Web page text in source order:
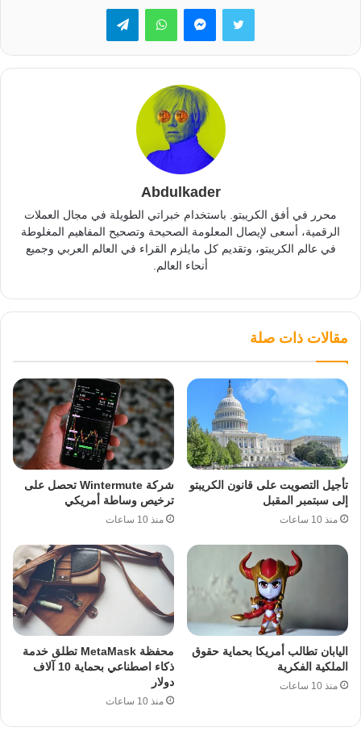
تويتر ماسنجرواتساب تيلقرام
Abdulkader
محرر في أفق الكريبتو. باستخدام خبراتي الطويلة في مجال العملات
الرقمية، أسعى لإيصال المعلومة الصحيحة وتصحيح المفاهيم المغلوطة
في عالم الكريبتو، وتقديم كل مايلزم القراء في العالم العربي وجميع
أنحاء العالم.
مقالات ذات صلة
تأجيل التصويت على قانون الكريبتو
إلى سبتمبر المقبل
منذ 10 ساعات
شركة Wintermute تحصل على
ترخيص وساطة أمريكي
منذ 10 ساعات
اليابان تطالب أمريكا بحماية حقوق
الملكية الفكرية
منذ 10 ساعات
محفظة MetaMask تطلق خدمة
ذكاء اصطناعي بحماية 10 آلاف
دولار
منذ 10 ساعات